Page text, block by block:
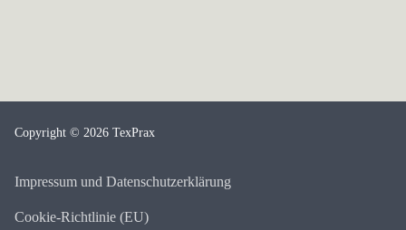
Copyright © 2026 TexPrax
Impressum und Datenschutzerklärung
Cookie-Richtlinie (EU)